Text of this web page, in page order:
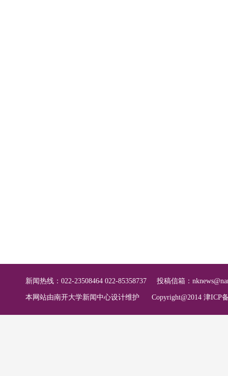
新闻热线：022-23508464 022-85358737 投稿信箱：
本网站由南开大学新闻中心设计维护 Copyright@2014 津ICP